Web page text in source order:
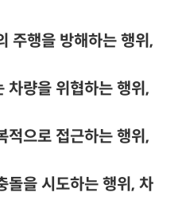
주행을 방해하는 행위,
차량을 위협하는 행위,
적으로 접근하는 행위,
돌을 시도하는 행위, 차